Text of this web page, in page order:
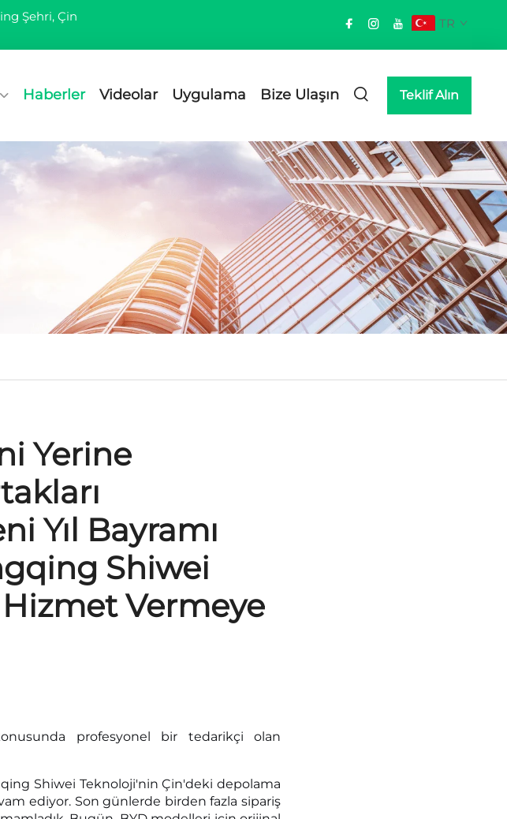
Şehri, Çin
TR
Haberler Videolar Uygulama Bize Ulaşın Teklif Alın
Yerine
Yıl Bayramı
Shiwei
Vermeye
profesyonel bir tedarikçi olan
Shiwei Teknoloji'nin Çin'deki depolama
ediyor. Son günlerde birden fazla sipariş